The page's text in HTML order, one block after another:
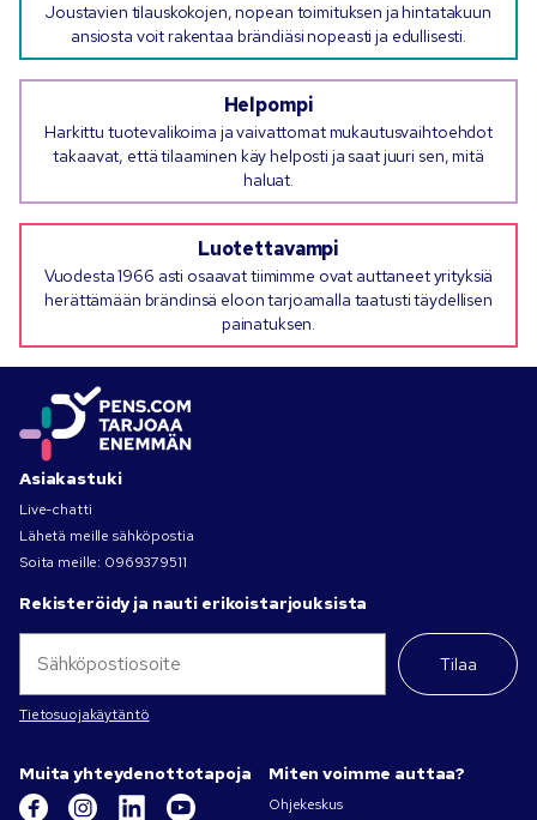
Joustavien tilauskokojen, nopean toimituksen ja hintatakuun
ansiosta voit rakentaa brändiäsi nopeasti ja edullisesti.
Helpompi
Harkittu tuotevalikoima ja vaivattomat mukautusvaihtoehdot
takaavat, että tilaaminen käy helposti ja saat juuri sen, mitä
haluat.
Luotettavampi
Vuodesta 1966 asti osaavat tiimimme ovat auttaneet yrityksiä
herättämään brändinsä eloon tarjoamalla taatusti täydellisen
painatuksen.
Asiakastuki
Live-chatti
Lähetä meille sähköpostia
Soita meille: 0969379511
Rekisteröidy ja nauti erikoistarjouksista
Tilaa
Tietosuojakäytäntö
Muita yhteydenottotapoja Miten voimme auttaa?
Ohjekeskus